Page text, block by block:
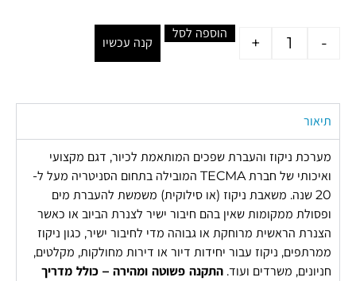
-
+
הוספה לסל
קנה עכשיו
תיאור
מערכת ניקוז והעברת שפכים המותאמת לכיור, דגם מקצועי
ואיכותי של חברת TECMA המובילה בתחום הסניטריה מעל ל-
20 שנה. משאבת ניקוז (או סילוקית) משמשת להעברת מים
ופסולת ממקומות שאין בהם חיבור ישיר לצנרת הביוב או כאשר
הצנרת הראשית מרוחקת או גבוהה מדי לחיבור ישיר, כגון ניקוז
ממרתפים, ניקוז עבור יחידות דיור או דירות מחולקות, מקלטים,
חניונים, משרדים ועוד. התקנה פשוטה ומהירה – כולל מדריך